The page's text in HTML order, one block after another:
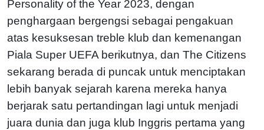
Personality of the Year 2023, dengan
penghargaan bergengsi sebagai pengakuan
atas kesuksesan treble klub dan kemenangan
Piala Super UEFA berikutnya, dan The Citizens
sekarang berada di puncak untuk menciptakan
lebih banyak sejarah karena mereka hanya
berjarak satu pertandingan lagi untuk menjadi
juara dunia dan juga klub Inggris pertama yang